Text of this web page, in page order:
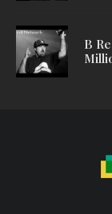
B